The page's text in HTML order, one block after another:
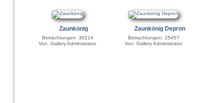
Zaunkönig
Betrachtungen: 30214
Von: Gallery Administrator
Zaunkönig Depron
Betrachtungen: 25457
Von: Gallery Administrator